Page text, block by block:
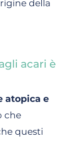
della
acari è
atopica e
che
questi